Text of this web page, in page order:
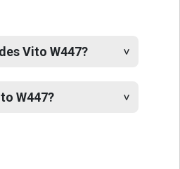
Vito W447?
W447?